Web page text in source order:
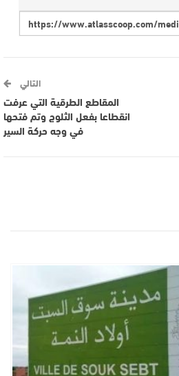
التالي
المقاطع الطرقية التي عرفت
انقطاعا بفعل الثلوج وتم فتحها
في وجه حركة السير